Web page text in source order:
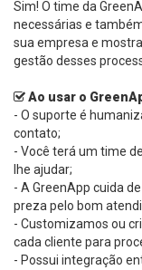
Sim! O time da
necessárias e
sua empresa e
gestão desses
Ao usar o
- O suporte é
contato;
- Você terá um time
lhe ajudar;
- A GreenApp cuida
preza pelo bom
- Customizamos ou
cada cliente para
- Possui integração